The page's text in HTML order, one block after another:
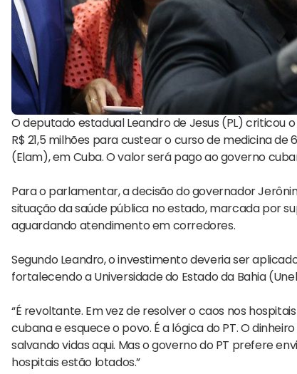
O deputado estadual Leandro de Jesus (PL) criticou
R$ 21,5 milhões para custear o curso de medicina
(Elam), em Cuba. O valor será pago ao governo
Para o parlamentar, a decisão do governador
situação da saúde pública no estado, marcada por
aguardando atendimento em corredores.
Segundo Leandro, o investimento deveria ser
fortalecendo a Universidade do Estado da Bahia
“É revoltante. Em vez de resolver o caos nos
cubana e esquece o povo. É a lógica do PT. O
salvando vidas aqui. Mas o governo do PT prefere
hospitais estão lotados.”